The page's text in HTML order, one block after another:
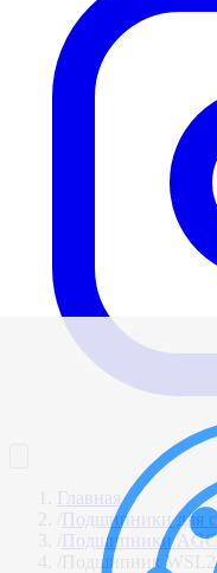
Главная
Подшипники для
Подшипники
Подшипник